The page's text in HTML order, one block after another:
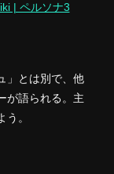
| ペルソナ3
」とは別で、他
が語られる。主
。